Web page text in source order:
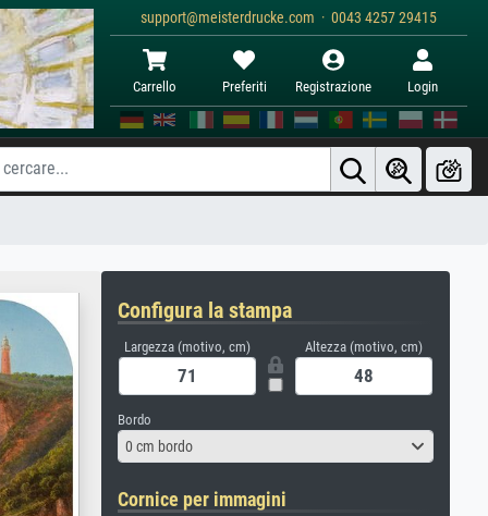
support@meisterdrucke.com · 0043 4257 29415
Carrello Preferiti Registrazione Login
Configura la stampa
Largezza (motivo, cm) Altezza (motivo, cm)
Bordo
0 cm bordo
Cornice per immagini